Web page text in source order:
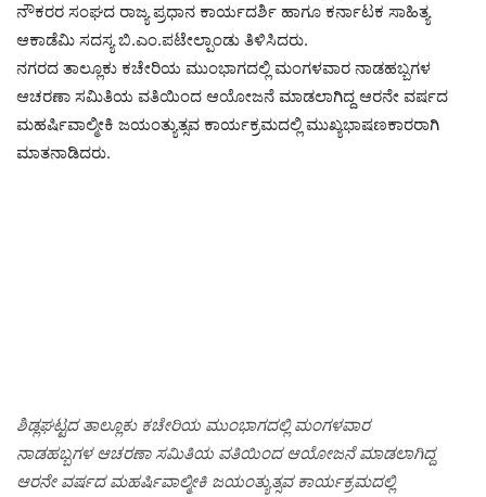
ನೌಕರರ ಸಂಘದ ರಾಜ್ಯ ಪ್ರಧಾನ ಕಾರ್ಯದರ್ಶಿ ಹಾಗೂ ಕರ್ನಾಟಕ ಸಾಹಿತ್ಯ
ಆಕಾಡೆಮಿ ಸದಸ್ಯ ಬಿ.ಎಂ.ಪಟೇಲ್ಪಾಂಡು ತಿಳಿಸಿದರು.
ನಗರದ ತಾಲ್ಲೂಕು ಕಚೇರಿಯ ಮುಂಭಾಗದಲ್ಲಿ ಮಂಗಳವಾರ ನಾಡಹಬ್ಬಗಳ
ಆಚರಣಾ ಸಮಿತಿಯ ವತಿಯಿಂದ ಆಯೋಜನೆ ಮಾಡಲಾಗಿದ್ದ ಆರನೇ ವರ್ಷದ
ಮಹರ್ಷಿವಾಲ್ಮೀಕಿ ಜಯಂತ್ಯುತ್ಸವ ಕಾರ್ಯಕ್ರಮದಲ್ಲಿ ಮುಖ್ಯಭಾಷಣಕಾರರಾಗಿ
ಮಾತನಾಡಿದರು.
ಶಿಡ್ಲಘಟ್ಟದ ತಾಲ್ಲೂಕು ಕಚೇರಿಯ ಮುಂಭಾಗದಲ್ಲಿ ಮಂಗಳವಾರ
ನಾಡಹಬ್ಬಗಳ ಆಚರಣಾ ಸಮಿತಿಯ ವತಿಯಿಂದ ಆಯೋಜನೆ ಮಾಡಲಾಗಿದ್ದ
ಆರನೇ ವರ್ಷದ ಮಹರ್ಷಿವಾಲ್ಮೀಕಿ ಜಯಂತ್ಯುತ್ಸವ ಕಾರ್ಯಕ್ರಮದಲ್ಲಿ